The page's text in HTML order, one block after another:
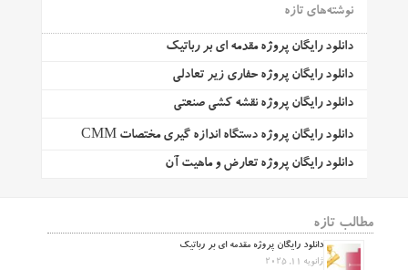
نوشته‌های تازه
دانلود رایگان پروژه مقدمه ای بر رباتیک
دانلود رایگان پروژه حفاری زیر تعادلی
دانلود رایگان پروژه نقشه کشی صنعتی
دانلود رایگان پروژه دستگاه اندازه گیری مختصات CMM
دانلود رایگان پروژه تعارض و ماهیت آن
مطالب تازه
دانلود رایگان پروژه مقدمه ای بر رباتیک
ژانویه 11, 2025